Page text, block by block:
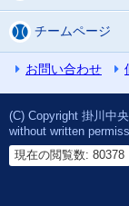
チームページ
お問い合わせ
(C) Copyright 掛川中
without written
現在の閲覧数: 80378